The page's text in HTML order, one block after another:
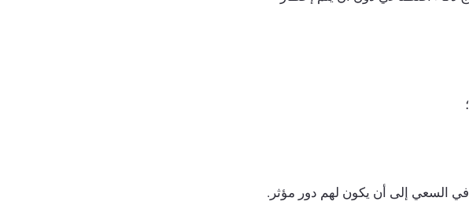
السعي إلى أن يكون لهم دور مؤثر.